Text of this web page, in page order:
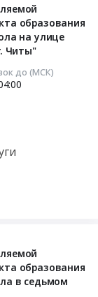
образования
на улице
Читы"
до (МСК)
образования
в седьмом